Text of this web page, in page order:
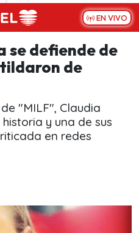
EN VIVO
se defiende de
de
"MILF", Claudia
y una de sus
en redes